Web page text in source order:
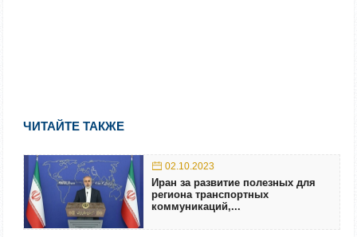
ЧИТАЙТЕ ТАКЖЕ
02.10.2023
Иран за развитие полезных для
региона транспортных
коммуникаций,...